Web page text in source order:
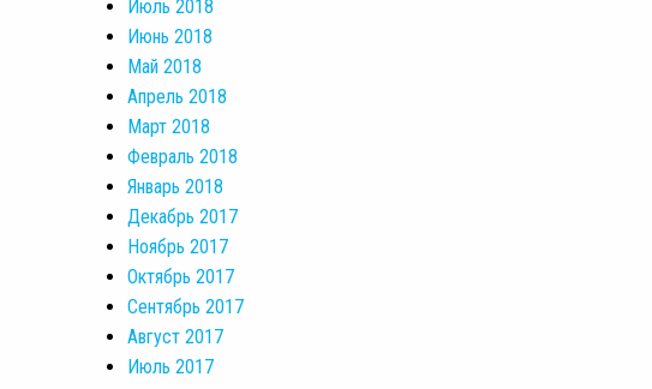
Июль 2018
Июнь 2018
Май 2018
Апрель 2018
Март 2018
Февраль 2018
Январь 2018
Декабрь 2017
Ноябрь 2017
Октябрь 2017
Сентябрь 2017
Август 2017
Июль 2017